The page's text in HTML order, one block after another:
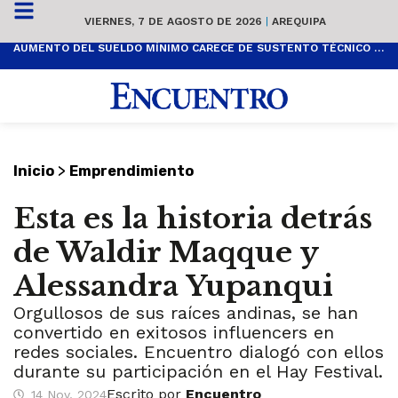
VIERNES, 7 DE AGOSTO DE 2026 | AREQUIPA
AUMENTO DEL SUELDO MÍNIMO CARECE DE SUSTENTO TÉCNICO Y ES POPULISTA
Inicio > Emprendimiento
Esta es la historia detrás
de Waldir Maqque y
Alessandra Yupanqui
Orgullosos de sus raíces andinas, se han
convertido en exitosos influencers en
redes sociales. Encuentro dialogó con ellos
durante su participación en el Hay Festival.
14 Nov, 2024Escrito por Encuentro